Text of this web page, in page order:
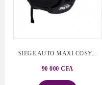
SIEGE AUTO MAXI COSY...
90 000 CFA